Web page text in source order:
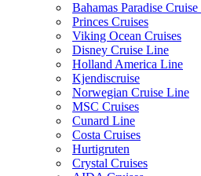
Bahamas Paradise
Princes Cruises
Viking Ocean Cruises
Disney Cruise Line
Holland America Line
Kjendiscruise
Norwegian Cruise Line
MSC Cruises
Cunard Line
Costa Cruises
Hurtigruten
Crystal Cruises